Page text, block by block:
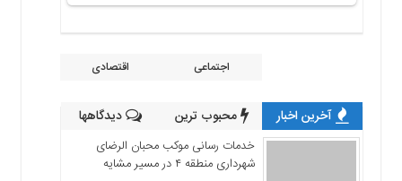
اجتماعی اقتصادی
آخرین اخبار محبوب ترین دیدگاهها
خدمات رسانی موکب محبان الرضای
شهرداری منطقه ۴ در مسیر مشایه